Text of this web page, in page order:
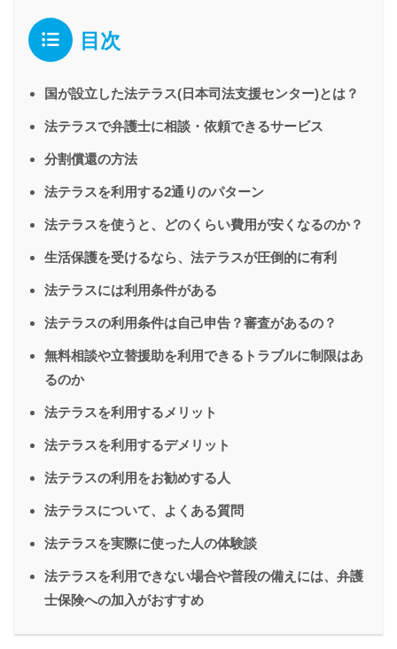
目次
国が設立した法テラス(日本司法支援センター)とは？
法テラスで弁護士に相談・依頼できるサービス
分割償還の方法
法テラスを利用する2通りのパターン
法テラスを使うと、どのくらい費用が安くなるのか？
生活保護を受けるなら、法テラスが圧倒的に有利
法テラスには利用条件がある
法テラスの利用条件は自己申告？審査があるの？
無料相談や立替援助を利用できるトラブルに制限はあ
るのか
法テラスを利用するメリット
法テラスを利用するデメリット
法テラスの利用をお勧めする人
法テラスについて、よくある質問
法テラスを実際に使った人の体験談
法テラスを利用できない場合や普段の備えには、弁護
士保険への加入がおすすめ